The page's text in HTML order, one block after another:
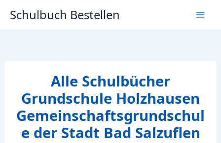
InhaltSchulbuch Bestellen
Alle Schulbücher
Grundschule Holzhausen
Gemeinschaftsgrundschul
e der Stadt Bad Salzuflen